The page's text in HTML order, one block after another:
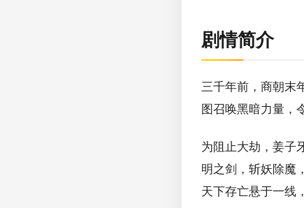
剧情简介
三千年前，商朝末
图召唤黑暗力量，
为阻止大劫，姜子
明之剑，斩妖除魔
天下存亡悬于一线